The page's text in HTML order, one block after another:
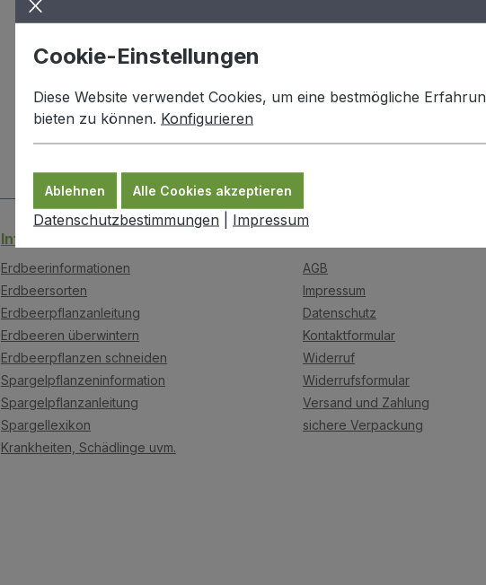
Infoseiten
Erdbeerinformationen
Erdbeersorten
Erdbeerpflanzanleitung
Erdbeeren überwintern
Erdbeerpflanzen schneiden
Spargelpflanzeninformation
Spargelpflanzanleitung
Spargellexikon
Krankheiten, Schädlinge uvm.
AGB
Impressum
Datenschutz
Kontaktformular
Widerruf
Widerrufsformular
Versand und Zahlung
sichere Verpackung
Cookie-Einstellungen
Diese Website verwendet Cookies, um eine bestmögliche
bieten zu können. Konfigurieren
Ablehnen Alle Cookies akzeptieren
Datenschutzbestimmungen Impressum